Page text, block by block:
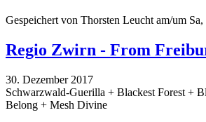
Gespeichert von Thorsten Leucht am/um
Regio Zwirn - From
30. Dezember 2017
Schwarzwald-Guerilla + Blackest Forest +
Belong + Mesh Divine